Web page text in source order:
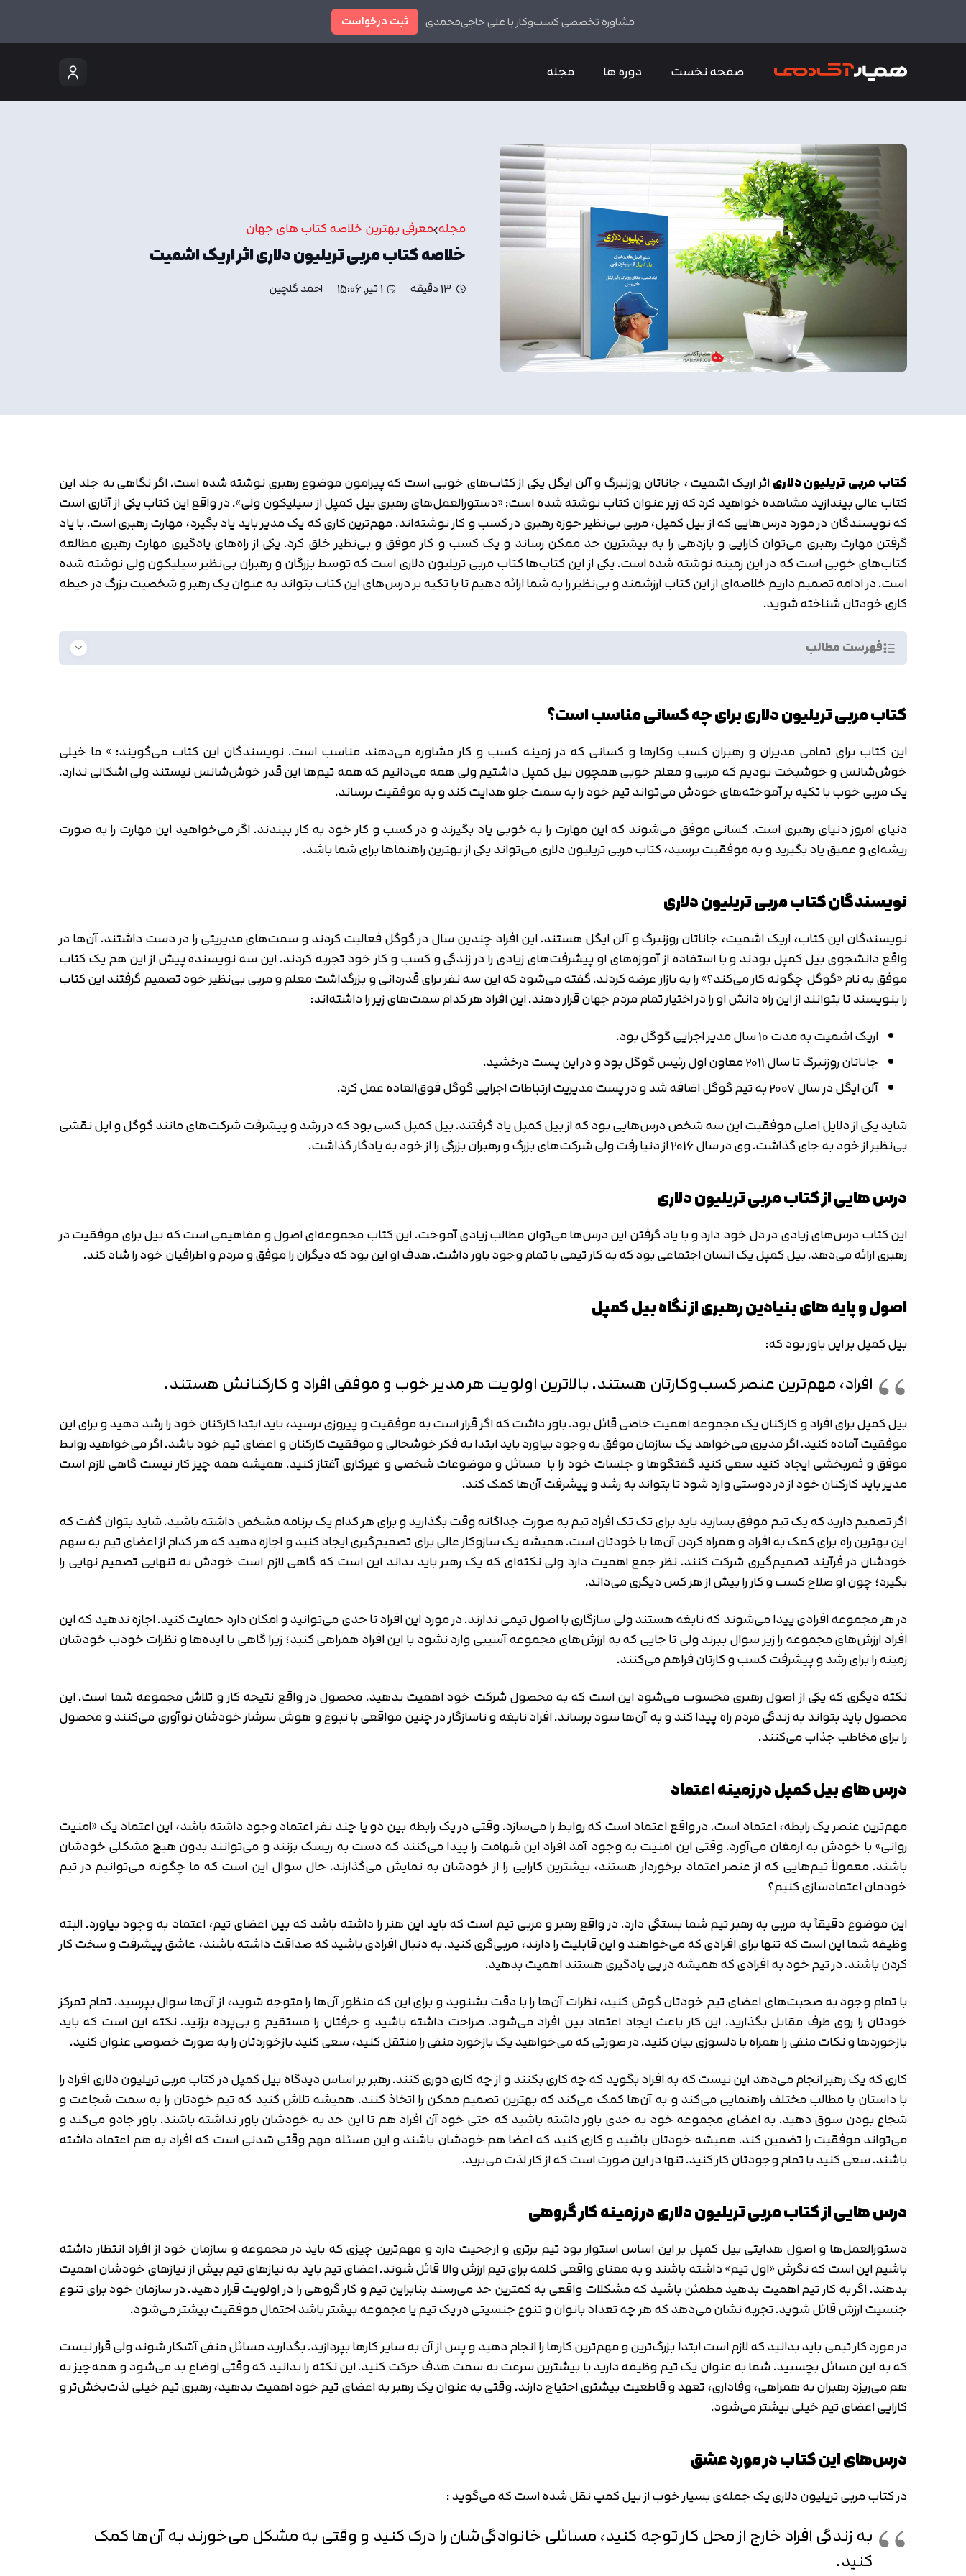
مشاوره تخصصی کسب‌وکار با علی حاجی‌محمدی ثبت درخواست
صفحه نخست دوره ها مجله
مجله معرفی بهترین خلاصه کتاب های جهان
خلاصه کتاب مربی تریلیون دلاری اثر اریک اشمیت
13 دقیقه 1 تیر, 15:06 احمد گلچین
کتاب مربی تریلیون دلاریاثر اریک اشمیت ، جاناتان روزنبرگ و آلن ایگل یکی از کتاب‌های خوبی است که پیرامون موضوع رهبری نوشته شده است. اگر نگاهی به جلد این
کتاب عالی بیندازید مشاهده خواهید کرد که زیر عنوان کتاب نوشته شده است: «دستورالعمل‌های رهبری بیل کمپل از سیلیکون ولی». در واقع این کتاب یکی از آثاری است
که نویسندگان در مورد درس‌هایی که از بیل کمپل، مربی بی‌نظیر حوزه رهبری در کسب و کار نوشته‌اند. مهم‌ترین کاری که یک مدیر باید یاد بگیرد، مهارت رهبری است. با یاد
گرفتن مهارت رهبری می‌توان کارایی و بازدهی را به بیشترین حد ممکن رساند و یک کسب و کار موفق و بی‌نظیر خلق کرد. یکی از راه‌های یادگیری مهارت رهبری مطالعه‌
کتاب‌های خوبی است که در این زمینه نوشته شده است. یکی از این کتاب‌ها کتاب مربی تریلیون دلاری است که توسط بزرگان و رهبران بی‌نظیر سیلیکون ولی نوشته شده
است. در ادامه تصمیم داریم خلاصه‌ای از این کتاب ارزشمند و بی‌نظیر را به شما ارائه دهیم تا با تکیه بر درس‌های این کتاب بتواند به عنوان یک رهبر و شخصیت بزرگ در حیطه
کاری خودتان شناخته شوید.
فهرست مطالب
کتاب مربی تریلیون دلاری برای چه کسانی مناسب است؟
این کتاب برای تمامی مدیران و رهبران کسب وکارها و کسانی که در زمینه کسب و کار مشاوره می‌دهند مناسب است. نویسندگان این کتاب می‌گویند: » ما خیلی
خوش‌شانس و خوشبخت بودیم که مربی و معلم خوبی همچون بیل کمپل داشتیم ولی همه می‌دانیم که همه تیم‌ها این قدر خوش‌شانس نیستند ولی اشکالی ندارد.
یک مربی خوب با تکیه بر آموخته‌های خودش می‌تواند تیم خود را به سمت جلو هدایت کند و به موفقیت برساند.
دنیای امروز دنیای رهبری است. کسانی موفق می‌شوند که این مهارت را به خوبی یاد بگیرند و در کسب و کار خود به کار ببندند. اگر می‌خواهید این مهارت را به صورت
ریشه‌ای و عمیق یاد بگیرید و به موفقیت برسید، کتاب مربی تریلیون دلاری می‌تواند یکی از بهترین راهنماها برای شما باشد.
نویسندگان کتاب مربی تریلیون دلاری
نویسندگان این کتاب، اریک اشمیت، جاناتان روزنبرگ و آلن ایگل هستند. این افراد چندین سال در گوگل فعالیت کردند و سمت‌های مدیریتی را در دست داشتند. آن‌ها در
واقع دانشجوی بیل کمپل بودند و با استفاده از آموزه‌های او پیشرفت‌های زیادی را در زندگی و کسب و کار خود تجربه کردند. این سه نویسنده پیش از این هم یک کتاب
موفق به نام «گوگل چگونه کار می‌کند؟» را به بازار عرضه کردند. گفته می‌شود که این سه نفر برای قدردانی و بزرگداشت معلم و مربی بی‌نظیر خود تصمیم گرفتند این کتاب
را بنویسند تا بتوانند از این راه دانش او را در اختیار تمام مردم جهان قرار دهند. این افراد هر کدام سمت‌های زیر را داشته‌اند:
اریک اشمیت به مدت 10 سال مدیر اجرایی گوگل بود.
جاناتان روزنبرگ تا سال 2011 معاون اول رئیس گوگل بود و در این پست درخشید.
آلن ایگل در سال 2007 به تیم گوگل اضافه شد و در پست مدیریت ارتباطات اجرایی گوگل فوق‌العاده عمل کرد.
شاید یکی از دلایل اصلی موفقیت این سه شخص درس‌هایی بود که از بیل کمپل یاد گرفتند. بیل کمپل کسی بود که در رشد و پیشرفت شرکت‌های مانند گوگل و اپل نقشی
بی‌نظیر از خود به جای گذاشت. وی در سال 2016 از دنیا رفت ولی شرکت‌های بزرگ و رهبران بزرگی را از خود به یادگار گذاشت.
درس هایی از کتاب مربی تریلیون دلاری
این کتاب درس‌های زیادی در دل خود دارد و با یاد گرفتن این درس‌ها می‌توان مطالب زیادی آموخت. این کتاب مجموعه‌ای اصول و مفاهیمی است که بیل برای موفقیت در
رهبری ارائه می‌دهد. بیل کمپل یک انسان اجتماعی بود که به کار تیمی با تمام وجود باور داشت. هدف او این بود که دیگران را موفق و مردم و اطرافیان خود را شاد کند.
اصول و پایه های بنیادین رهبری از نگاه بیل کمپل
بیل کمپل بر این باور بود که:
افراد، مهم‌ترین عنصر کسب‌وکارتان هستند. بالاترین اولویت هر مدیر خوب و موفقی افراد و کارکنانش هستند.
بیل کمپل برای افراد و کارکنان یک مجموعه اهمیت خاصی قائل بود. باور داشت که اگر قرار است به موفقیت و پیروزی برسید، باید ابتدا کارکنان خود را رشد دهید و برای این
موفقیت آماده کنید. اگر مدیری می‌خواهد یک سازمان موفق به وجود بیاورد باید ابتدا به فکر خوشحالی و موفقیت کارکنان و اعضای تیم خود باشد. اگر می‌خواهید روابط
موفق و ثمربخشی ایجاد کنید سعی کنید گفتگوها و جلسات خود را با مسائل و موضوعات شخصی و غیرکاری آغتاز کنید. همیشه همه چیز کار نیست گاهی لازم است
مدیر باید کارکنان خود از در دوستی وارد شود تا بتواند به رشد و پیشرفت آن‌ها کمک کند.
اگر تصمیم دارید که یک تیم موفق بسازید باید برای تک تک افراد تیم به صورت جداگانه وقت بگذارید و برای هر کدام یک برنامه مشخص داشته باشید. شاید بتوان گفت که
این بهترین راه برای کمک به افراد و همراه کردن آن‌ها با خودتان است. همیشه یک سازوکار عالی برای تصمیم‌‎گیری ایجاد کنید و اجازه دهید که هر کدام از اعضای تیم به سهم
خودشان در فرآیند تصمیم‌گیری شرکت کنند. نظر جمع اهمیت دارد ولی نکته‌ای که یک رهبر باید بداند این است که گاهی لازم است خودش به تنهایی تصمیم نهایی را
بگیرد؛ چون او صلاح کسب و کار را بیش از هر کس دیگری می‌داند.
در هر مجموعه افرادی پیدا می‌شوند که نابغه هستند ولی سازگاری با اصول تیمی ندارند. در مورد این افراد تا حدی می‌توانید و امکان دارد حمایت کنید. اجازه ندهید که این
افراد ارزش‌های مجموعه را زیر سوال ببرند ولی تا جایی که به ارزش‌های مجموعه آسیبی وارد نشود با این افراد همراهی کنید؛ زیرا گاهی با ایده‌ها و نظرات خودب خودشان
زمینه را برای رشد و پیشرفت کسب و کارتان فراهم می‌کنند.
نکته دیگری که یکی از اصول رهبری محسوب می‌شود این است که به محصول شرکت خود اهمیت بدهید. محصول در واقع نتیجه کار و تلاش مجموعه شما است. این
محصول باید بتواند به زندگی مردم راه پیدا کند و به آن‌ها سود برساند. افراد نابغه و ناسازگار در چنین مواقعی با نبوع و هوش سرشار خودشان نوآوری می‌کنند و محصول
را برای مخاطب جذاب می‌کنند.
درس های بیل کمپل در زمینه اعتماد
مهم‌ترین عنصر یک رابطه، اعتماد است. در واقع اعتماد است که روابط را می‌سازد. وقتی در یک رابطه بین دو یا چند نفر اعتماد وجود داشته باشد، این اعتماد یک «امنیت
روانی» با خودش به ارمغان می‌آورد. وقتی این امنیت به وجود آمد افراد این شهامت را پیدا می‌کنند که دست به ریسک بزنند و می‌توانند بدون هیچ مشکلی خودشان
باشند. معمولاً تیم‌هایی که از عنصر اعتماد برخوردار هستند، بیشترین کارایی را از خودشان به نمایش می‌گذارند. حال سوال این است که ما چگونه می‌توانیم در تیم
خودمان اعتمادسازی کنیم؟
این موضوع دقیقاً به مربی به رهبر تیم شما بستگی دارد. در واقع رهبر و مربی تیم است که باید این هنر را داشته باشد که بین اعضای تیم، اعتماد به وجود بیاورد. البته
وظیفه شما این است که تنها برای افرادی که می‌خواهند و این قابلیت را دارند، مربی‌گری کنید. به دنبال افرادی باشید که صداقت داشته باشند، عاشق پیشرفت و سخت کار
کردن باشند. در تیم خود به افرادی که همیشه در پی یادگیری هستند اهمیت بدهید.
با تمام وجود به صحبت‌های اعضای تیم خودتان گوش کنید، نظرات آن‌ها را با دقت بشنوید و برای این که منظور آن‌ها را متوجه شوید، از آن‌ها سوال بپرسید. تمام تمرکز
خودتان را روی طرف مقابل بگذارید. این کار باعث ایجاد اعتماد بین افراد می‌شود. صراحت داشته باشید و حرفتان را مستقیم و بی‌پرده بزنید. نکته این است که باید
بازخوردها و نکات منفی را همراه با دلسوزی بیان کنید. در صورتی که می‌خواهید یک بازخورد منفی را منتقل کنید، سعی کنید بازخوردتان را به صورت خصوصی عنوان کنید.
کاری که یک رهبر انجام می‌دهد این نیست که به افراد بگوید که چه کاری بکنند و از چه کاری دوری کنند. رهبر بر اساس دیدگاه بیل کمپل در کتاب مربی تریلیون دلاری افراد را
با داستان یا مطالب مختلف راهنمایی می‌کند و به آن‌ها کمک می‌کند که بهترین تصمیم ممکن را اتخاذ کنند. همیشه تلاش کنید که تیم خودتان را به سمت شجاعت و
شجاع بودن سوق دهید. به اعضای مجموعه خود به حدی باور داشته باشید که حتی خود آن افراد هم تا این حد به خودشان باور نداشته باشند. باور جادو می‌کند و
می‌تواند موفقیت را تضمین کند. همیشه خودتان باشید و کاری کنید که اعضا هم خودشان باشند و این مسئله مهم وقتی شدنی است که افراد به هم اعتماد داشته
باشند. سعی کنید با تمام وجودتان کار کنید. تنها در این صورت است که از کار لذت می‌برید.
درس هایی از کتاب مربی تریلیون دلاری در زمینه کار گروهی
دستورالعمل‌ها و اصول هدایتی بیل کمپل بر این اساس استوار بود تیم برتری و ارجحیت دارد و مهم‌ترین چیزی که باید در مجموعه و سازمان خود از افراد انتظار داشته
باشیم این است که نگرش «اول تیم» داشته باشند و به معنای واقعی کلمه برای تیم ارزش والا قائل شوند. اعضای تیم باید به نیازهای تیم بیش از نیازهای خودشان اهمیت
بدهند. اگر به کار تیم اهمیت بدهید مطمئن باشید که مشکلات واقعی به کمترین حد می‌رسند بنابراین تیم و کار گروهی را در اولویت قرار دهید. در سازمان خود برای تنوع
جنسیت ارزش قائل شوید. تجربه نشان می‌دهد که هر چه تعداد بانوان و تنوع جنسیتی در یک تیم یا مجموعه بیشتر باشد احتمال موفقیت بیشتر می‌شود.
در مورد کار تیمی باید بدانید که لازم است ابتدا بزرگ‌ترین و مهم‌ترین کارها را انجام دهید و پس از آن به سایر کارها بپردازید. بگذارید مسائل منفی آشکار شوند ولی قرار نیست
که به این مسائل بچسبید. شما به عنوان یک تیم وظیفه دارید با بیشترین سرعت به سمت هدف حرکت کنید. این نکته را بدانید که وقتی اوضاع بد می‌شود و همه‌چیز به
هم می‌ریزد رهبران به همراهی، وفاداری، تعهد و قاطعیت بیشتری احتیاج دارند. وقتی به عنوان یک رهبر به اعضای تیم خود اهمیت بدهید، رهبری تیم خیلی لذت‌بخش‌تر و
کارایی اعضای تیم خیلی بیشتر می‌شود.
درس‌های این کتاب در مورد عشق
در کتاب مربی تریلیون دلاری یک جمله‌ی بسیار خوب از بیل کمپ نقل شده است که می‌گوید :
به زندگی افراد خارج از محل کار توجه کنید، مسائلی خانوادگی‌شان را درک کنید و وقتی به مشکل می‌خورند به آن‌ها کمک
کنید.
تایید کد